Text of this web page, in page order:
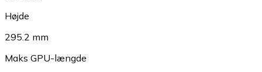
Højde
295.2 mm
Maks GPU-længde